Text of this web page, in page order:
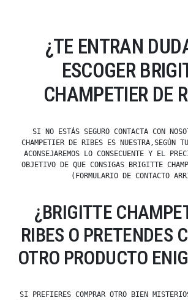
¿TE ENTRAN
ESCOGER
CHAMPETIER DE
SI NO ESTÁS SEGURO CONTACTA CON
CHAMPETIER DE RIBES ES NUESTRA,SEGÚN
ACONSEJAREMOS LO CONSECUENTE Y EL
OBJETIVO DE QUE CONSIGAS BRIGITTE
(FORMULARIO DE CONTACTO
¿BRIGITTE
RIBES O PRETENDES
OTRO PRODUCTO
SI PREFIERES COMPRAR OTRO BIEN